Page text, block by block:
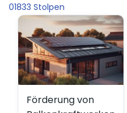
01833 Stolpen
Förderung von